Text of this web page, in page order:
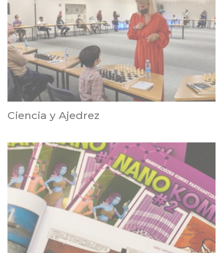
Ciencia y Ajedrez